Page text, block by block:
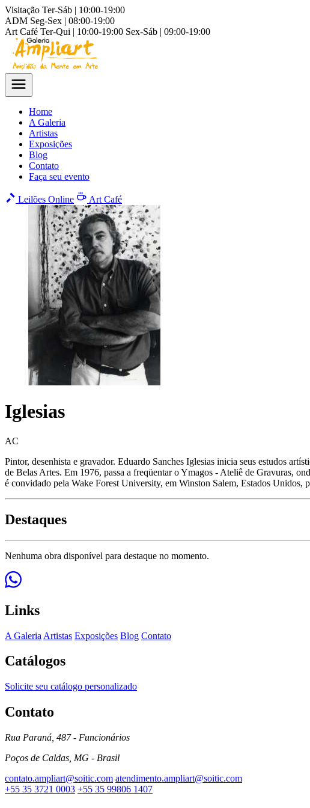
Visitação Ter-Sáb | 10:00-19:00
ADM Seg-Sex | 08:00-19:00
Art Café Ter-Qui | 10:00-19:00 Sex-Sáb | 09:00-19:00
Home
A Galeria
Artistas
Exposições
Blog
Contato
Faça seu evento
Leilões Online Art Café
Iglesias
AC
Pintor, desenhista e gravador. Eduardo Sanches Iglesias inicia seus estudos
de Belas Artes. Em 1976, passa a freqüentar o Ymagos - Ateliê de Gravuras,
é convidado pela Wake Forest University, em Winston Salem, Estados
Destaques
Nenhuma obra disponível para destaque no momento.
Links
A Galeria Artistas Exposições Blog Contato
Catálogos
Solicite seu catálogo personalizado
Contato
Rua Paraná, 487 - Funcionários
Poços de Caldas, MG - Brasil
contato.ampliart@soitic.com atendimento.ampliart@soitic.com
+55 35 3721 0003 +55 35 99806 1407